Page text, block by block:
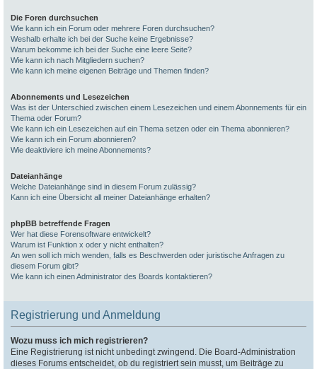
Die Foren durchsuchen
Wie kann ich ein Forum oder mehrere Foren durchsuchen?
Weshalb erhalte ich bei der Suche keine Ergebnisse?
Warum bekomme ich bei der Suche eine leere Seite?
Wie kann ich nach Mitgliedern suchen?
Wie kann ich meine eigenen Beiträge und Themen finden?
Abonnements und Lesezeichen
Was ist der Unterschied zwischen einem Lesezeichen und einem Abonnements für ein
Thema oder Forum?
Wie kann ich ein Lesezeichen auf ein Thema setzen oder ein Thema abonnieren?
Wie kann ich ein Forum abonnieren?
Wie deaktiviere ich meine Abonnements?
Dateianhänge
Welche Dateianhänge sind in diesem Forum zulässig?
Kann ich eine Übersicht all meiner Dateianhänge erhalten?
phpBB betreffende Fragen
Wer hat diese Forensoftware entwickelt?
Warum ist Funktion x oder y nicht enthalten?
An wen soll ich mich wenden, falls es Beschwerden oder juristische Anfragen zu
diesem Forum gibt?
Wie kann ich einen Administrator des Boards kontaktieren?
Registrierung und Anmeldung
Wozu muss ich mich registrieren?
Eine Registrierung ist nicht unbedingt zwingend. Die Board-Administration
dieses Forums entscheidet, ob du registriert sein musst, um Beiträge zu